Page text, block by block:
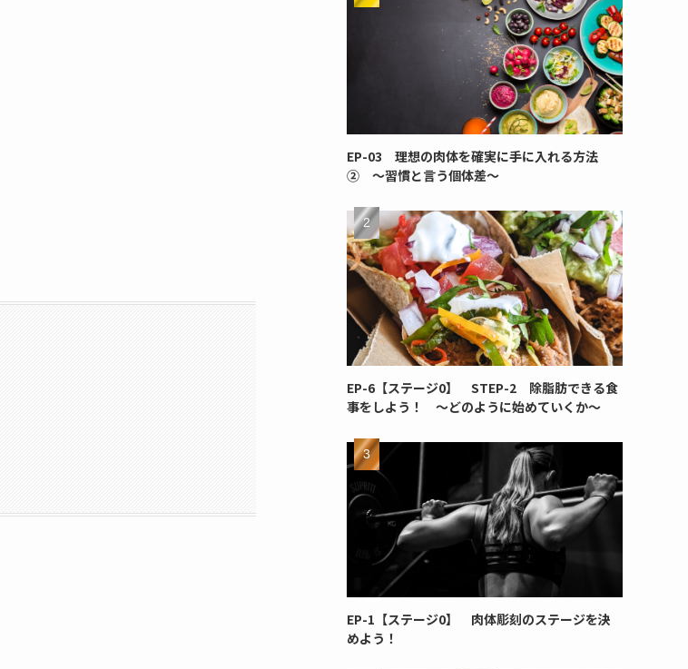
EP-03 理想の肉体を確実に手に入れる方法
② ～習慣と言う個体差～
EP-6【ステージ0】 STEP-2 除脂肪できる食
事をしよう！ ～どのように始めていくか～
EP-1【ステージ0】 肉体彫刻のステージを決
めよう！